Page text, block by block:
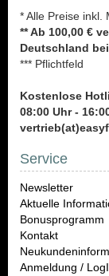
* Alle Preise inkl.
** Ab 100,00 €
Deutschland
*** Pflichtfeld
Kostenlose
08:00 Uhr -
Service
Newsletter
Aktuelle
Bonusprogramm
Kontakt
Anmeldung /